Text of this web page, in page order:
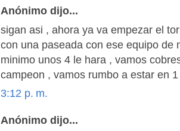
Anónimo dijo...
sigan asi , ahora ya va empezar el
con una paseada con ese equipo de
minimo unos 4 le hara , vamos
campeon , vamos rumbo a estar en 1
3:12 p. m.
Anónimo dijo...